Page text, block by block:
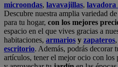
microondas, lavavajillas, lavadora
Descubre nuestra amplia variedad
para tu hogar, con los mejores
espacio en el que vives gracias a
habitaciones, armarios y zapateros,
escritorio. Además, podrás decorar
artículos, tener el mejor ocio con los